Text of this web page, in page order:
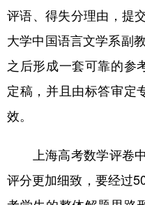
评语、得失分理由，提
大学中国语言文学系副
之后形成一套可靠的参
定稿，并且由标答审定
效。
上海高考数学评卷中
评分更加细致，要经过